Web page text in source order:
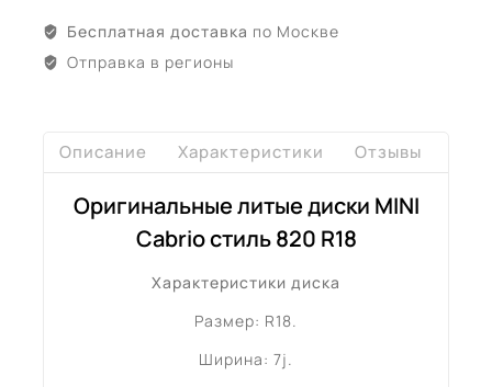
Бесплатная доставка по Москве
Отправка в регионы
Описание Характеристики Отзывы
Оригинальные литые диски MINI
Cabrio стиль 820 R18
Характеристики диска
Размер: R18.
Ширина: 7j.